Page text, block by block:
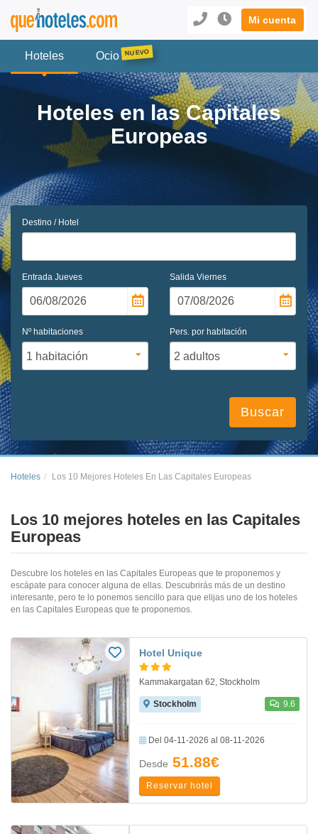
Mi cuenta
Hoteles Ocio
Hoteles en las Capitales
Europeas
Destino / Hotel
Entrada Jueves Salida Viernes
Nº habitaciones Pers. por habitación
Buscar
Hoteles Los 10 Mejores Hoteles En Las Capitales Europeas
Los 10 mejores hoteles en las Capitales
Europeas
Descubre los hoteles en las Capitales Europeas que te proponemos y
escápate para conocer alguna de ellas. Descubrirás más de un destino
interesante, pero te lo ponemos sencillo para que elijas uno de los hoteles
en las Capitales Europeas que te proponemos.
Hotel Unique
Kammakargatan 62, Stockholm
Stockholm 9.6
Del 04-11-2026 al 08-11-2026
Desde 51.88€
Reservar hotel